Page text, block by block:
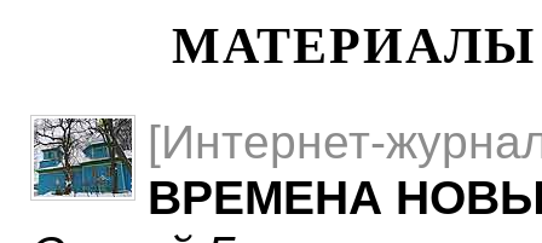
МАТЕРИАЛЫ
[Интернет-
ВРЕМЕНА